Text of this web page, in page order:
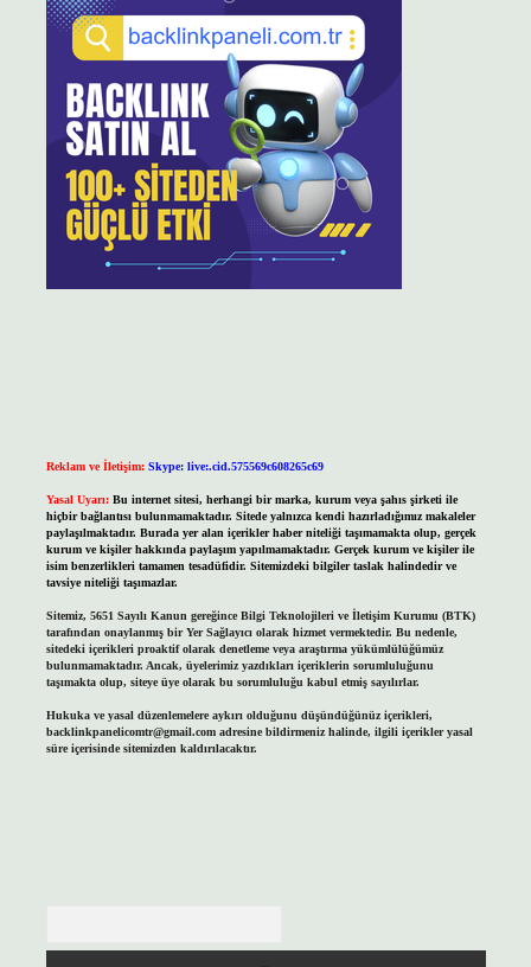
Reklam ve İletişim: Skype: live:.cid.575569c608265c69
Yasal Uyarı: Bu internet sitesi, herhangi bir marka, kurum veya şahıs şirketi ile
hiçbir bağlantısı bulunmamaktadır. Sitede yalnızca kendi hazırladığımız makaleler
paylaşılmaktadır. Burada yer alan içerikler haber niteliği taşımamakta olup, gerçek
kurum ve kişiler hakkında paylaşım yapılmamaktadır. Gerçek kurum ve kişiler ile
isim benzerlikleri tamamen tesadüfidir. Sitemizdeki bilgiler taslak halindedir ve
tavsiye niteliği taşımazlar.
Sitemiz, 5651 Sayılı Kanun gereğince Bilgi Teknolojileri ve İletişim Kurumu (BTK)
tarafından onaylanmış bir Yer Sağlayıcı olarak hizmet vermektedir. Bu nedenle,
sitedeki içerikleri proaktif olarak denetleme veya araştırma yükümlülüğümüz
bulunmamaktadır. Ancak, üyelerimiz yazdıkları içeriklerin sorumluluğunu
taşımakta olup, siteye üye olarak bu sorumluluğu kabul etmiş sayılırlar.
Hukuka ve yasal düzenlemelere aykırı olduğunu düşündüğünüz içerikleri,
backlinkpanelicomtr@gmail.comadresine bildirmeniz halinde, ilgili içerikler yasal
süre içerisinde sitemizden kaldırılacaktır.